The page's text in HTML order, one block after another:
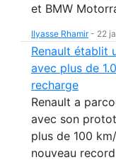
et BMW
Ilyasse Rhamir- 22
Renault établit
avec plus de
recharge
Renault a
avec son
plus de 100
nouveau